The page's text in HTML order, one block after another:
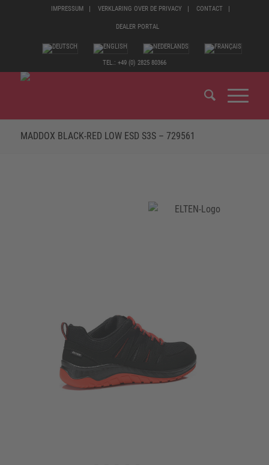
IMPRESSUM VERKLARING OVER DE PRIVACY CONTACT
DEALER PORTAL
TEL.: +49 (0) 2825 80366
MADDOX BLACK-RED LOW ESD S3S – 729561